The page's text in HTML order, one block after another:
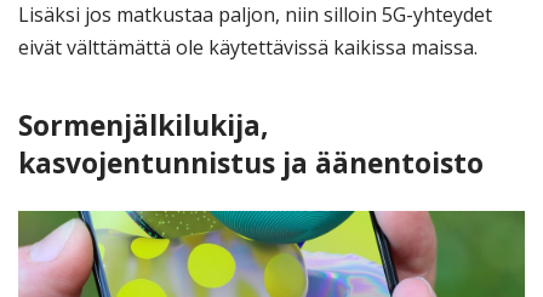
Lisäksi jos matkustaa paljon, niin silloin 5G-yhteydet
eivät välttämättä ole käytettävissä kaikissa maissa.
Sormenjälkilukija,
kasvojentunnistus ja äänentoisto